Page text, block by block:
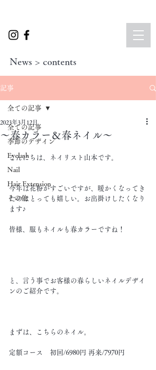
News > contents
記事
全ての記事
季節のデザイン
Eyelash
Nail
Hair Extension
その他
全ての記事
〜春カラー＆春ネイル〜
2023年3月12日
こんにちは、ネイリスト山本です。
今年は花粉がすごいですが、暖かくなってき
たのはとっても嬉しい。お出掛けしたくなり
ます♪
皆様、服もネイルも春カラーですね！
と、言う事でお客様の春らしいネイルデザイ
ンのご紹介です。
まずは、こちらのネイル。
定額コース　初回/6980円 再来/7970円